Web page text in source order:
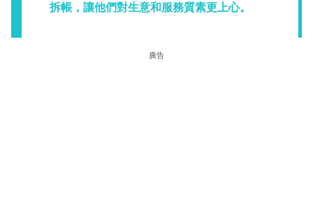
拆帳，讓他們對生意和服務質素更上心。
廣告